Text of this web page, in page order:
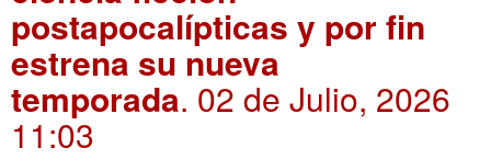
postapocalípticas y por fin
estrena su nueva
temporada. 02 de Julio, 2026
11:03